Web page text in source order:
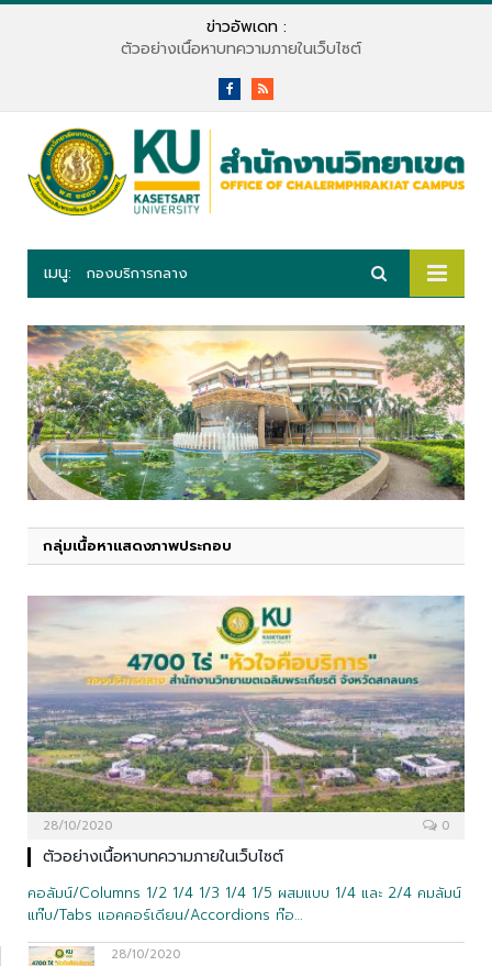
ข่าวอัพเดท :
ตัวอย่างเนื้อหาบทความภายในเว็บไซต์
FacebookRSS
เมนู: กองบริการกลาง
กลุ่มเนื้อหาแสดงภาพประกอบ
28/10/2020 0
ตัวอย่างเนื้อหาบทความภายในเว็บไซต์
คอลัมน์/Columns 1/2 1/4 1/3 1/4 1/5 ผสมแบบ 1/4 และ 2/4 คมลัมน์
แท๊บ/Tabs แอคคอร์เดียน/Accordions ท๊อ…
28/10/2020